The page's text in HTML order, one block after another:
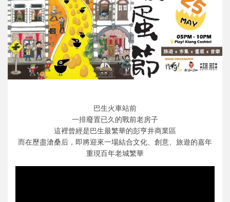
巴生火車站前
一排廢置已久的戰前老房子
這裡曾經是巴生最繁華的彭亨井商業區
而在歷盡滄桑后，即將迎來一場結合文化、創意、旅遊的嘉年
重現百年老城繁華